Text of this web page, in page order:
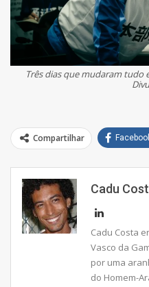
Três dias que mudaram tudo
Compartilhar
Cadu
Cadu Costa
Vasco da
por uma
do Homem-